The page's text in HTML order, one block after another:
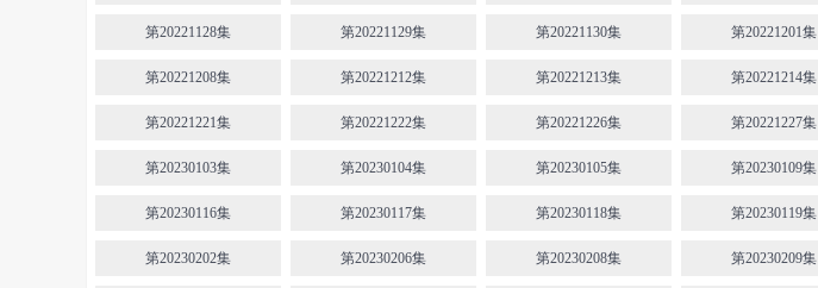
第20221128集 第20221129集 第20221130集 第20221201集
第20221208集 第20221212集 第20221213集 第20221214集
第20221221集 第20221222集 第20221226集 第20221227集
第20230103集 第20230104集 第20230105集 第20230109集
第20230116集 第20230117集 第20230118集 第20230119集
第20230202集 第20230206集 第20230208集 第20230209集